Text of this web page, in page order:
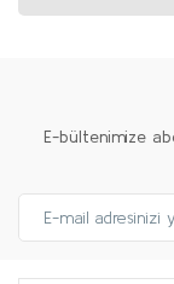
E-bültenimize